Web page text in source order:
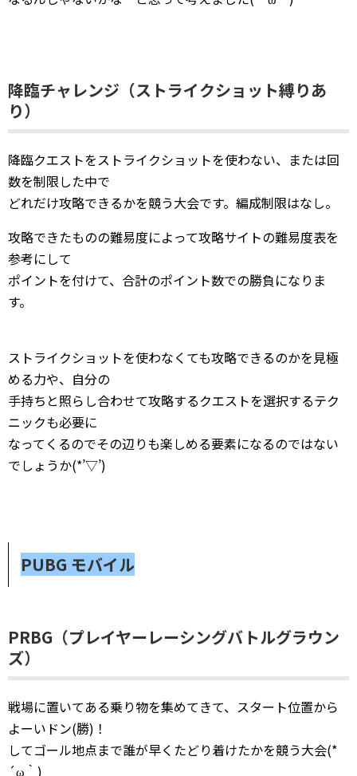
降臨チャレンジ（ストライクショット縛りあ
り）
降臨クエストをストライクショットを使わない、または回
数を制限した中で
どれだけ攻略できるかを競う大会です。編成制限はなし。
攻略できたものの難易度によって攻略サイトの難易度表を
参考にして
ポイントを付けて、合計のポイント数での勝負になりま
す。
ストライクショットを使わなくても攻略できるのかを見極
める力や、自分の
手持ちと照らし合わせて攻略するクエストを選択するテク
ニックも必要に
なってくるのでその辺りも楽しめる要素になるのではない
でしょうか(*’▽’)
PUBG モバイル
PRBG（プレイヤーレーシングバトルグラウン
ズ）
戦場に置いてある乗り物を集めてきて、スタート位置から
よーいドン(勝)！
してゴール地点まで誰が早くたどり着けたかを競う大会(*
´ω｀)